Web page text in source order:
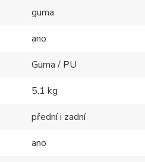
guma
ano
Guma / PU
5,1 kg
přední i zadní
ano